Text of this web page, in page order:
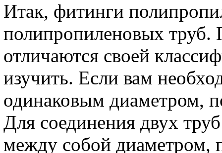
Итак, фитинги
полипропиленовых труб.
отличаются своей
изучить. Если вам
одинаковым диаметром,
Для соединения двух
между собой диаметром,